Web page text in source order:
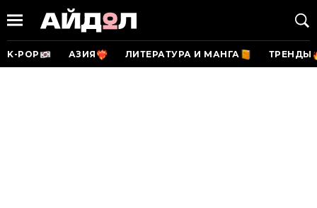
K-POP АЗИЯ ЛИТЕРАТУРА И МАНГА ТРЕНДЫ